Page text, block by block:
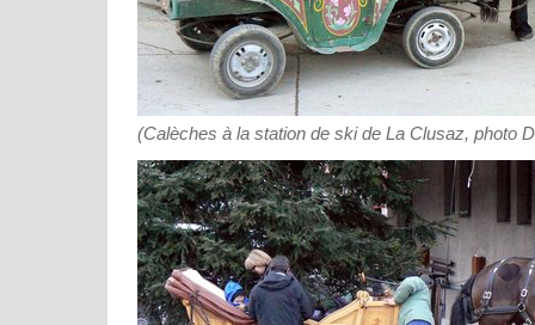
(Calèches à la station de ski de La Clusaz, photo